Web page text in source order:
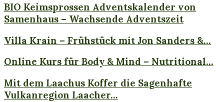
BIO Keimsprossen Adventskalender von
Samenhaus – Wachsende Adventszeit
Villa Krain – Frühstück mit Jon Sanders &...
Online Kurs für Body & Mind – Nutritional...
Mit dem Laachus Koffer die Sagenhafte
Vulkanregion Laacher...